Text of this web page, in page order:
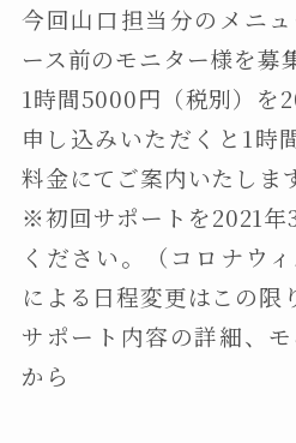
今回山口担当分のメニ
ース前のモニター様を募
1時間5000円（税別）を
申し込みいただくと1時
料金にてご案内いたしま
※初回サポートを2021年
ください。（コロナウ
による日程変更はこの限
サポート内容の詳細、
から